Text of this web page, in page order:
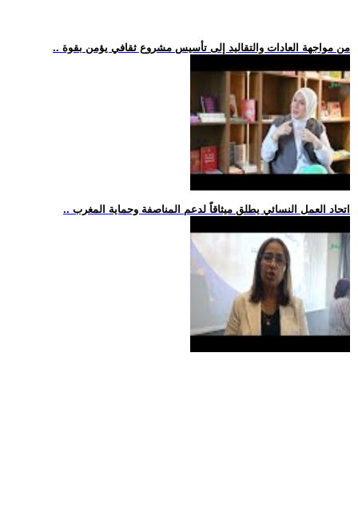
.. من مواجهة العادات والتقاليد إلى تأسيس مشروع ثقافي يؤمن بقوة
.. اتحاد العمل النسائي يطلق ميثاقاً لدعم المناصفة وحماية المغرب